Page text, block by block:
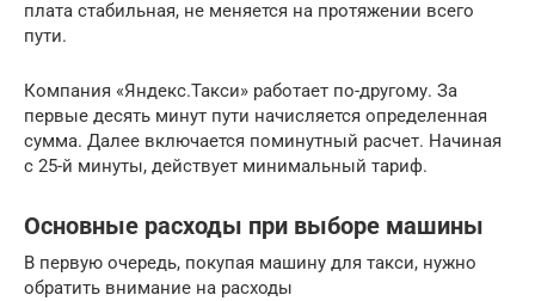
плата стабильная, не меняется на протяжении всего
пути.
Компания «Яндекс.Такси» работает по-другому. За
первые десять минут пути начисляется определенная
сумма. Далее включается поминутный расчет. Начиная
с 25-й минуты, действует минимальный тариф.
Основные расходы при выборе машины
В первую очередь, покупая машину для такси, нужно
обратить внимание на расходы